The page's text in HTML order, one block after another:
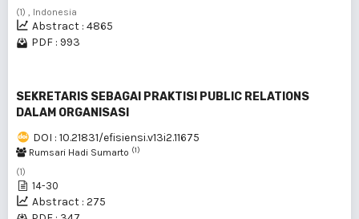
(1) , Indonesia
Abstract : 4865
PDF : 993
SEKRETARIS SEBAGAI PRAKTISI PUBLIC RELATIONS
DALAM ORGANISASI
DOI : 10.21831/efisiensi.v13i2.11675
Rumsari Hadi Sumarto (1)
(1)
14-30
Abstract : 275